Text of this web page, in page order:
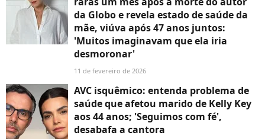
da Globo e revela estado de saúde da
mãe, viúva após 47 anos juntos:
'Muitos imaginavam que ela iria
desmoronar'
11 de fevereiro de 2026
AVC isquêmico: entenda problema de
saúde que afetou marido de Kelly Key
aos 44 anos; 'Seguimos com fé',
desabafa a cantora